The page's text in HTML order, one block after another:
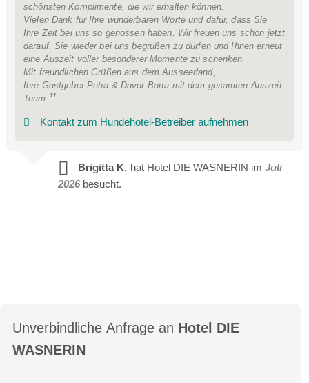
schönsten Komplimente, die wir erhalten können.
Vielen Dank für Ihre wunderbaren Worte und dafür, dass Sie
Ihre Zeit bei uns so genossen haben. Wir freuen uns schon jetzt
darauf, Sie wieder bei uns begrüßen zu dürfen und Ihnen erneut
eine Auszeit voller besonderer Momente zu schenken.
Mit freundlichen Grüßen aus dem Ausseerland,
Ihre Gastgeber Petra & Davor Barta mit dem gesamten Auszeit-
Team
Kontakt zum Hundehotel-Betreiber aufnehmen
Brigitta K. hat Hotel DIE WASNERIN im Juli
2026 besucht.
Unverbindliche Anfrage an Hotel DIE
WASNERIN